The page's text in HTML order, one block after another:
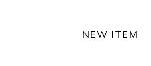
NEW ITEM